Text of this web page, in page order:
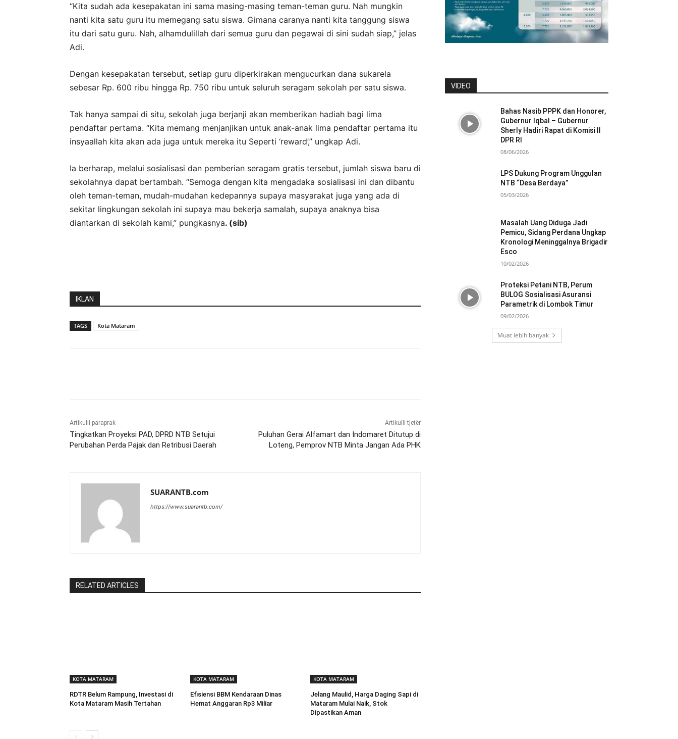
“Kita sudah ada kesepakatan ini sama masing-masing teman-teman guru. Nah mungkin
nanti kita satu guru itu memegang satu siswa. Gimana caranya nanti kita tanggung siswa
itu dari satu guru. Nah, alhamdulillah dari semua guru dan pegawai di sini sudah siap,” jelas
Adi.
Dengan kesepakatan tersebut, setiap guru diperkirakan mengucurkan dana sukarela
sebesar Rp. 600 ribu hingga Rp. 750 ribu untuk seluruh seragam sekolah per satu siswa.
Tak hanya sampai di situ, sekolah juga berjanji akan memberikan hadiah bagi lima
pendaftar pertama. “Kita memang menjanjikan untuk anak-anak lima pendaftar pertama itu
insyaallah kita akan ada juga untuk mereka itu Seperti ‘reward’,” ungkap Adi.
Ia berharap, melalui sosialisasi dan pemberian seragam gratis tersebut, jumlah siswa baru di
sekolahnya dapat bertambah. “Semoga dengan kita mengadaka sosialisasi ini dan dibantu
oleh teman-teman, mudah-mudahan kedepannya supaya masyarakat juga yang ada di
sekitar lingkungan sekolah ini supaya mau bekerja samalah, supaya anaknya bisa
diantarkan di sekolah kami,” pungkasnya. (sib)
IKLAN
TAGS Kota Mataram
Artikulli paraprak
Tingkatkan Proyeksi PAD, DPRD NTB Setujui
Perubahan Perda Pajak dan Retribusi Daerah
Artikulli tjetër
Puluhan Gerai Alfamart dan Indomaret Ditutup di
Loteng, Pemprov NTB Minta Jangan Ada PHK
SUARANTB.com
https://www.suarantb.com/
RELATED ARTICLES
KOTA MATARAM
RDTR Belum Rampung, Investasi di
Kota Mataram Masih Tertahan
KOTA MATARAM
Efisiensi BBM Kendaraan Dinas
Hemat Anggaran Rp3 Miliar
KOTA MATARAM
Jelang Maulid, Harga Daging Sapi di
Mataram Mulai Naik, Stok
Dipastikan Aman
VIDEO
Bahas Nasib PPPK dan Honorer,
Gubernur Iqbal – Gubernur
Sherly Hadiri Rapat di Komisi II
DPR RI
08/06/2026
LPS Dukung Program Unggulan
NTB “Desa Berdaya”
05/03/2026
Masalah Uang Diduga Jadi
Pemicu, Sidang Perdana Ungkap
Kronologi Meninggalnya Brigadir
Esco
10/02/2026
Proteksi Petani NTB, Perum
BULOG Sosialisasi Asuransi
Parametrik di Lombok Timur
09/02/2026
Muat lebih banyak